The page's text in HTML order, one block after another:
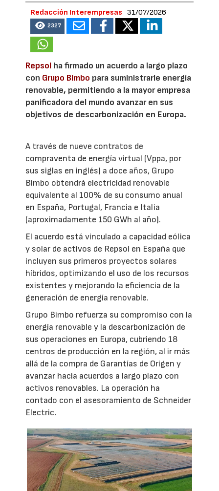
Redacción Interempresas 31/07/2026
2327
Repsol ha firmado un acuerdo a largo plazo
con Grupo Bimbo para suministrarle energía
renovable, permitiendo a la mayor empresa
panificadora del mundo avanzar en sus
objetivos de descarbonización en Europa.
A través de nueve contratos de
compraventa de energía virtual (Vppa, por
sus siglas en inglés) a doce años, Grupo
Bimbo obtendrá electricidad renovable
equivalente al 100% de su consumo anual
en España, Portugal, Francia e Italia
(aproximadamente 150 GWh al año).
El acuerdo está vinculado a capacidad eólica
y solar de activos de Repsol en España que
incluyen sus primeros proyectos solares
híbridos, optimizando el uso de los recursos
existentes y mejorando la eficiencia de la
generación de energía renovable.
Grupo Bimbo refuerza su compromiso con la
energía renovable y la descarbonización de
sus operaciones en Europa, cubriendo 18
centros de producción en la región, al ir más
allá de la compra de Garantías de Origen y
avanzar hacia acuerdos a largo plazo con
activos renovables. La operación ha
contado con el asesoramiento de Schneider
Electric.